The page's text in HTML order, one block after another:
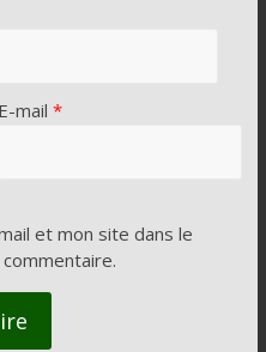
E-mail *
et mon site dans le